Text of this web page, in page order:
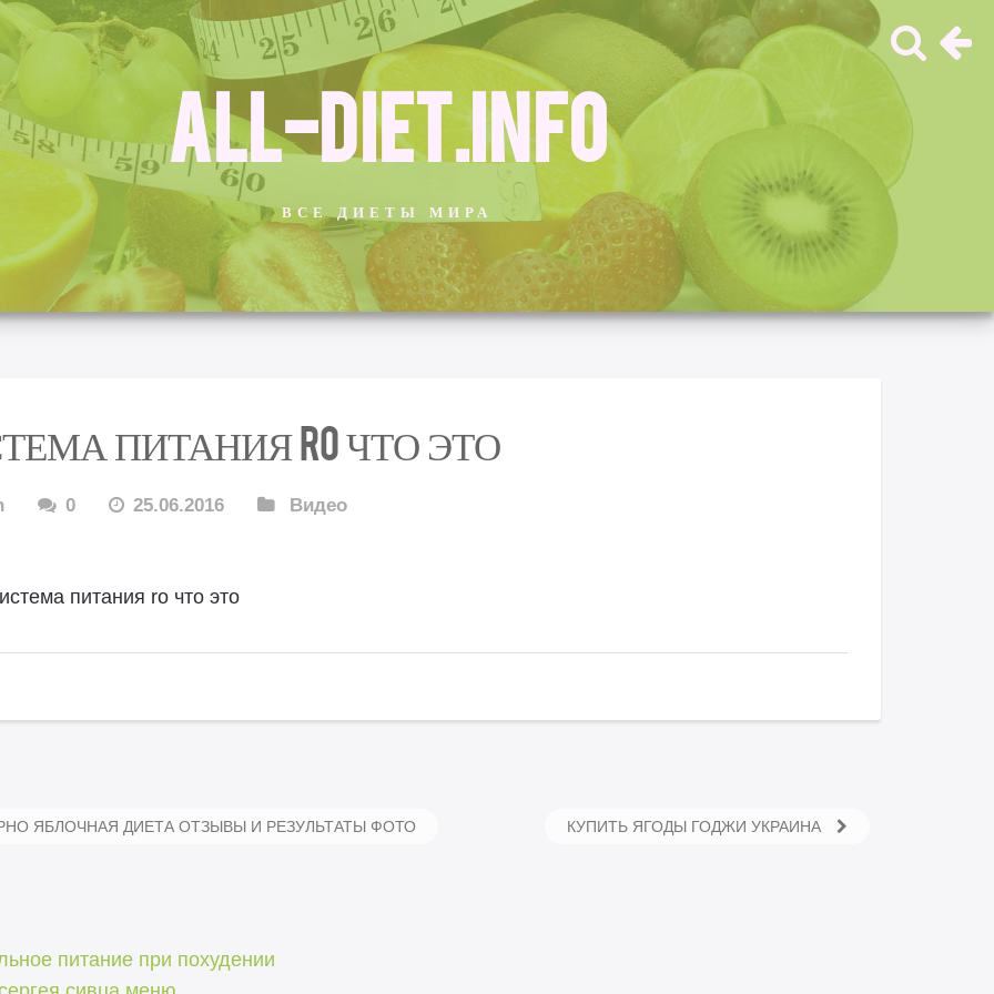
ALL-DIET.INFO
ВСЕ ДИЕТЫ МИРА
ПИТАНИЯ RO ЧТО ЭТО
0 25.06.2016 Видео
истема питания ro что это
ЯБЛОЧНАЯ ДИЕТА ОТЗЫВЫ И РЕЗУЛЬТАТЫ ФОТО КУПИТЬ ЯГОДЫ ГОДЖИ УКРАИНА
питание при похудении